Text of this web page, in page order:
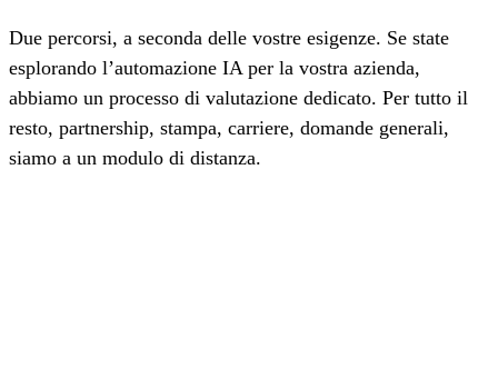
Due percorsi, a seconda delle vostre esigenze. Se state
esplorando l’automazione IA per la vostra azienda,
abbiamo un processo di valutazione dedicato. Per tutto il
resto, partnership, stampa, carriere, domande generali,
siamo a un modulo di distanza.